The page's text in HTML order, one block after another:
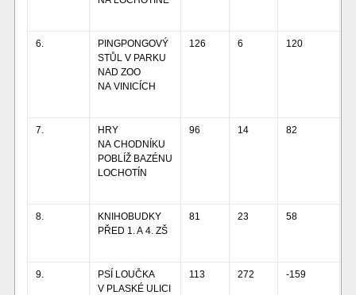
6.
PINGPONGOVÝ
STŮL V PARKU
NAD ZOO
NA VINICÍCH
126 6 120
7.
HRY
NA CHODNÍKU
POBLÍŽ BAZÉNU
LOCHOTÍN
96 14 82
8.
KNIHOBUDKY
PŘED 1. A 4. ZŠ
81 23 58
9.
PSÍ LOUČKA
V PLASKÉ ULICI
113 272 -159